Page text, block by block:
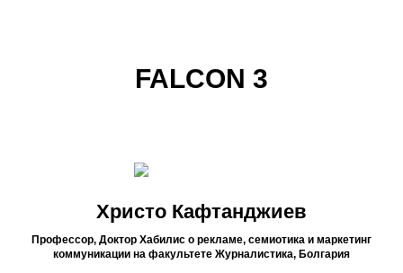
FALCON 3
Христо Кафтанджиев
Профессор, Доктор Хабилис о рекламе, семиотика и маркетинг
коммуникации на факультете Журналистика, Болгария